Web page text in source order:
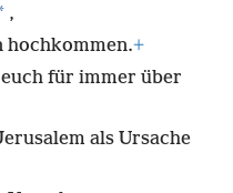
,
hochkommen.+
für immer über
als Ursache